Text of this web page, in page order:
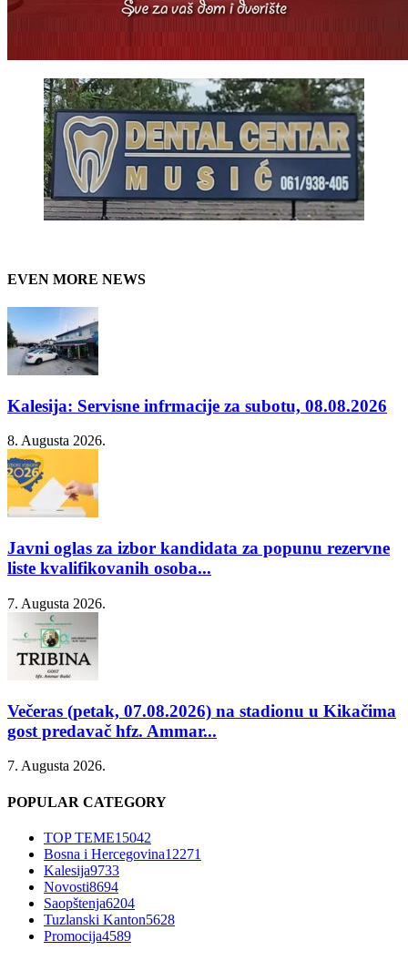
EVEN MORE NEWS
Kalesija: Servisne infrmacije za subotu, 08.08.2026
8. Augusta 2026.
Javni oglas za izbor kandidata za popunu rezervne
liste kvalifikovanih osoba...
7. Augusta 2026.
Večeras (petak, 07.08.2026) na stadionu u Kikačima
gost predavač hfz. Ammar...
7. Augusta 2026.
POPULAR CATEGORY
TOP TEME15042
Bosna i Hercegovina12271
Kalesija9733
Novosti8694
Saopštenja6204
Tuzlanski Kanton5628
Promocija4589